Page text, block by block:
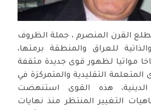
القرن المنصرم ، جملة الظروف
للعراق والمنطقة برمتها،
مواتيا لظهور قوى جديدة مثقفة
المتعلمة التقليدية والمتمركزة في
هذه القوى استنهضت
التغيير المنتظر منذ نهايات